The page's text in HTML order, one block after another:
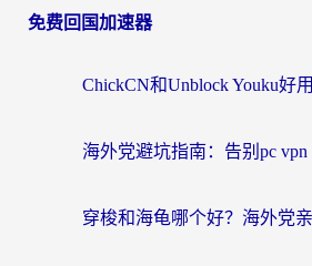
免费回国加速器